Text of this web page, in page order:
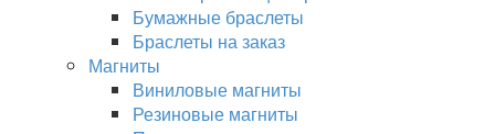
Бумажные браслеты
Браслеты на заказ
Магниты
Виниловые магниты
Резиновые магниты